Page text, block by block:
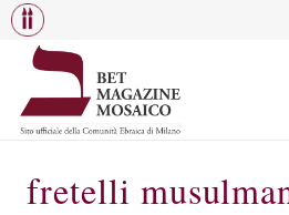
fretelli